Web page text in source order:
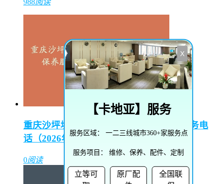
988阅读
重庆沙坪坝区渝碚路街道雅典维修保养服务电
话（2026年7月最新）
0阅读
X
【卡地亚】服务
服务区域： 一二三线城市360+家服务点
服务项目： 维修、保养、配件、定制
立等可
原厂配
全国联